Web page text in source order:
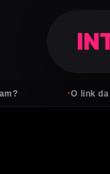
O link da bio